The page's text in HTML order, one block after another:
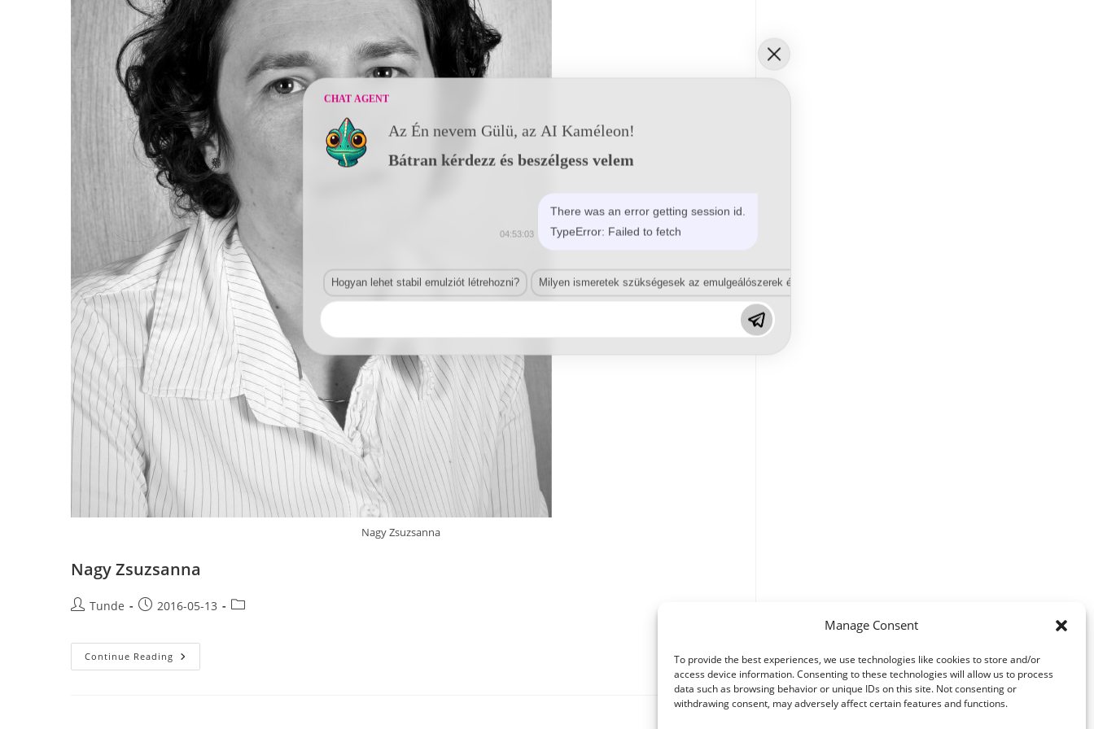
Manage Consent
To provide the best experiences, we use technologies like cookies to store and/or
access device information. Consenting to these technologies will allow us to process
data such as browsing behavior or unique IDs on this site. Not consenting or
withdrawing consent, may adversely affect certain features and functions.
Nagy Zsuzsanna
Nagy Zsuzsanna
PostTunde
Post2016-05-13
Post
Continue Reading Nagy
Zsuzsanna
CHAT AGENT
Az Én nevem Gülü, az AI Kaméleon!
Bátran kérdezz és beszélgess velem
There was an error getting session id.
TypeError: Failed to fetch
04:53:03
Hogyan lehet stabil emulziót létrehozni? Milyen ismeretek szükségesek az emulgeálószerek és diszpergálószerek terén?